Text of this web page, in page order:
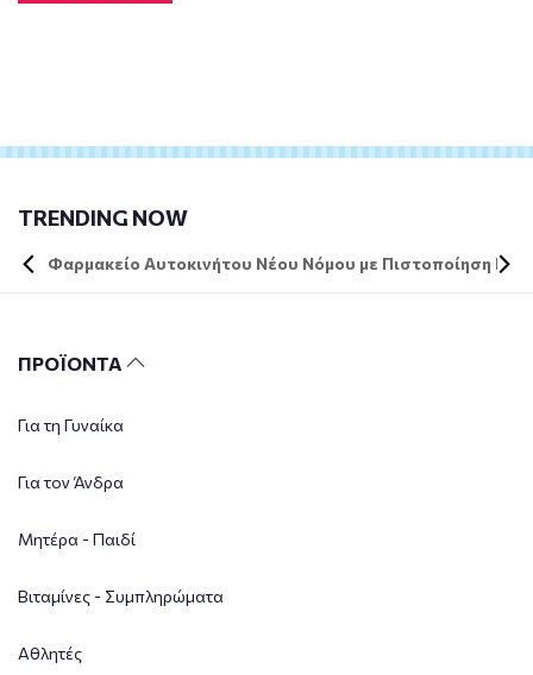
TRENDING NOW
Φαρμακείο Αυτοκινήτου Νέου Νόμου με Πιστοποίηση DIN
ΠΡΟΪΟΝΤΑ
Για τη Γυναίκα
Για τον Άνδρα
Μητέρα - Παιδί
Βιταμίνες - Συμπληρώματα
Αθλητές